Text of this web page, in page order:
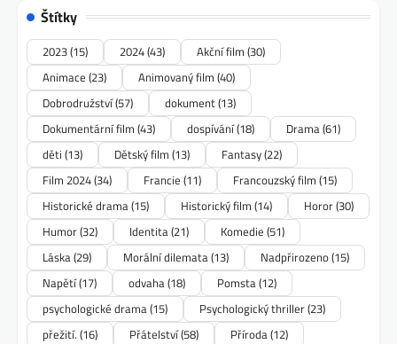
Štítky
2023(15) 2024(43) Akční film (30)
Animace (23) Animovaný film (40)
Dobrodružství(57) dokument(13)
Dokumentární film (43) dospívání(18) Drama(61)
děti (13) Dětský film (13) Fantasy(22)
Film 2024(34) Francie (11) Francouzský film (15)
Historické drama(15) Historický film (14) Horor(30)
Humor(32) Identita(21) Komedie (51)
Láska(29) Morální dilemata(13) Nadpřirozeno(15)
Napětí(17) odvaha(18) Pomsta(12)
psychologické drama(15) Psychologický thriller(23)
přežití. (16) Přátelství(58) Příroda(12)